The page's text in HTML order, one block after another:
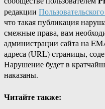
редакции
что такая публикация
смежные права, вам
администрации сайта на
адреса (URL) страницы,
Нарушение будет в
наказаны.
Читайте также: